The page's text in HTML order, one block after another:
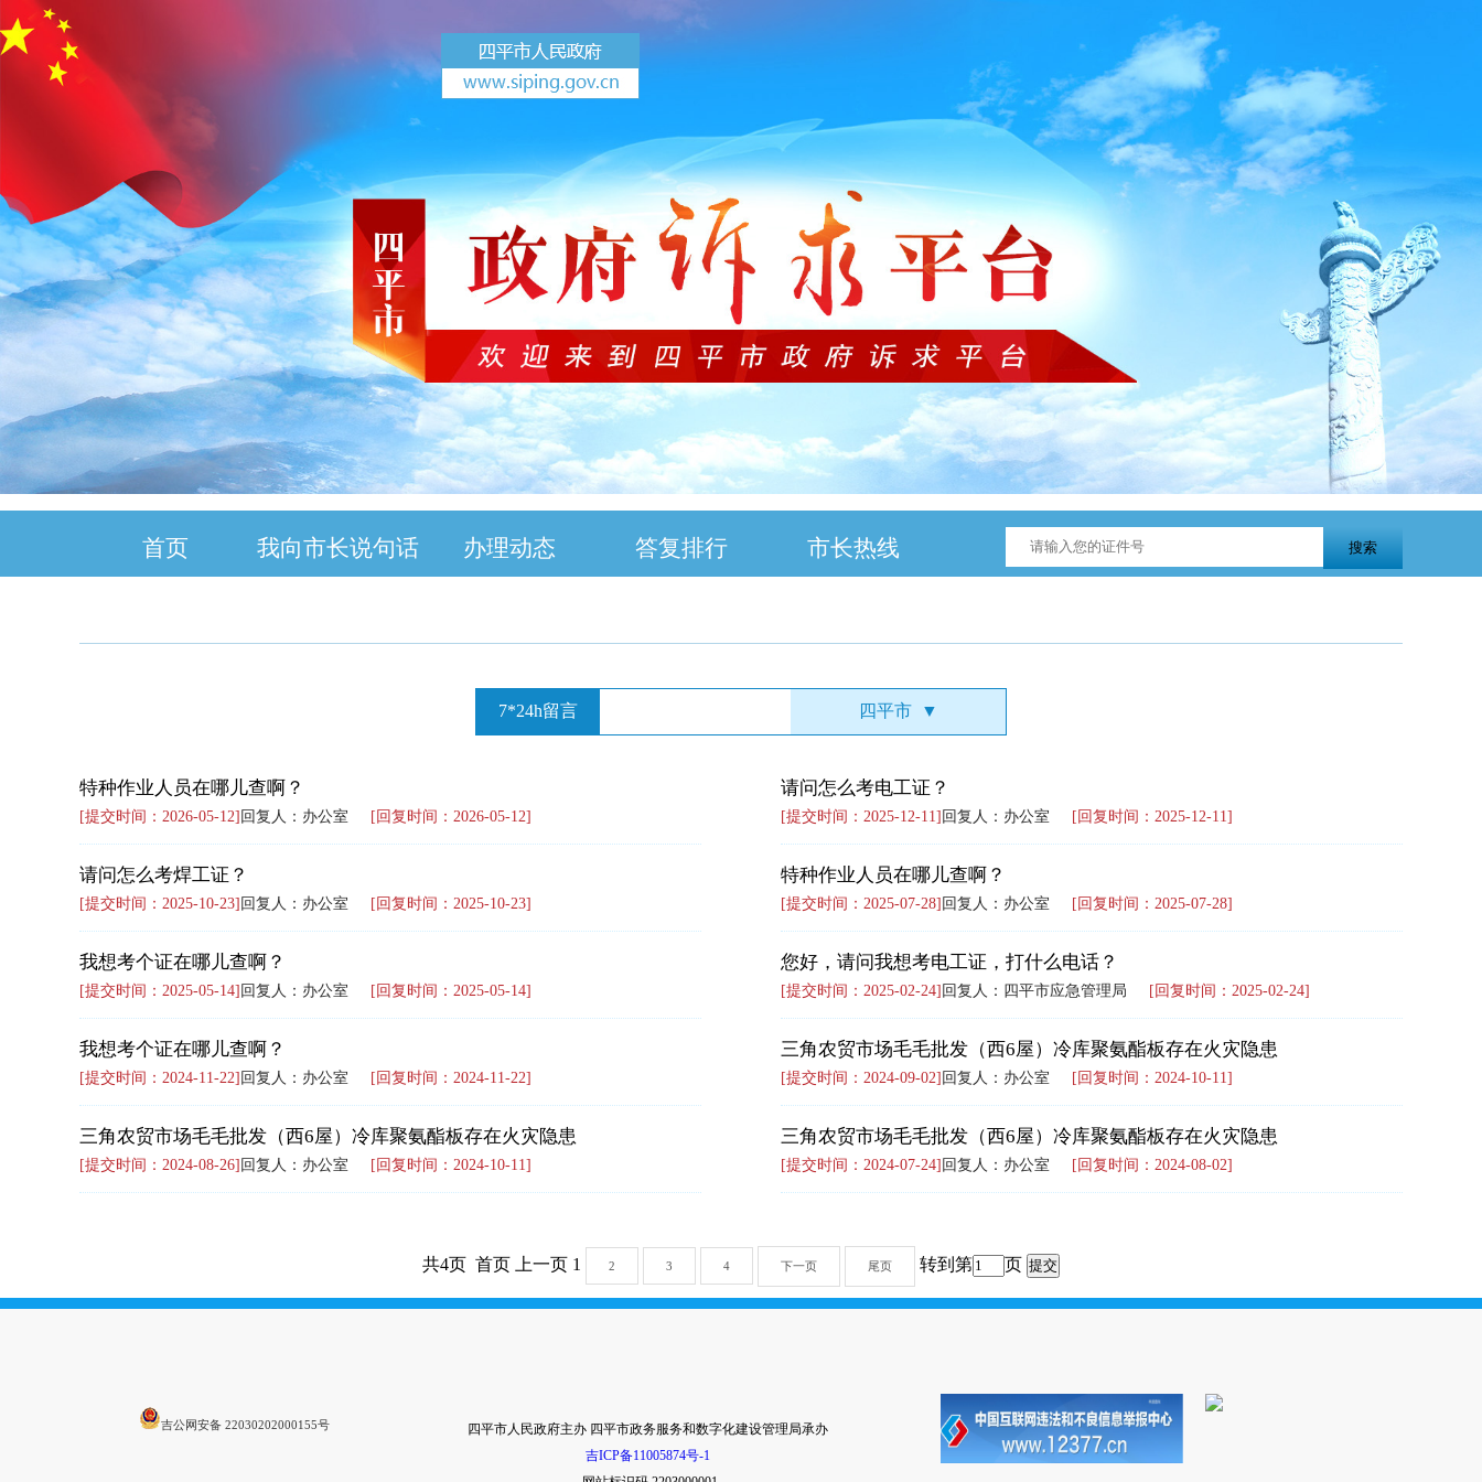
首页 我向市长说句话 办理动态 答复排行 市长热线
7*24h留言 四平市 ▼
特种作业人员在哪儿查啊？
[提交时间：2026-05-12]回复人：办公室 [回复时间：2026-05-12]
请问怎么考电工证？
[提交时间：2025-12-11]回复人：办公室 [回复时间：2025-12-11]
请问怎么考焊工证？
[提交时间：2025-10-23]回复人：办公室 [回复时间：2025-10-23]
特种作业人员在哪儿查啊？
[提交时间：2025-07-28]回复人：办公室 [回复时间：2025-07-28]
我想考个证在哪儿查啊？
[提交时间：2025-05-14]回复人：办公室 [回复时间：2025-05-14]
您好，请问我想考电工证，打什么电话？
[提交时间：2025-02-24]回复人：四平市应急管理局 [回复时间：2025-02-24]
我想考个证在哪儿查啊？
[提交时间：2024-11-22]回复人：办公室 [回复时间：2024-11-22]
三角农贸市场毛毛批发（西6屋）冷库聚氨酯板存在火灾隐患
[提交时间：2024-09-02]回复人：办公室 [回复时间：2024-10-11]
三角农贸市场毛毛批发（西6屋）冷库聚氨酯板存在火灾隐患
[提交时间：2024-08-26]回复人：办公室 [回复时间：2024-10-11]
三角农贸市场毛毛批发（西6屋）冷库聚氨酯板存在火灾隐患
[提交时间：2024-07-24]回复人：办公室 [回复时间：2024-08-02]
共4页 首页 上一页 1 2 3 4 下一页 尾页 转到第 页
吉公网安备 22030202000155号
四平市人民政府主办 四平市政务服务和数字化建设管理局承办
吉ICP备11005874号-1